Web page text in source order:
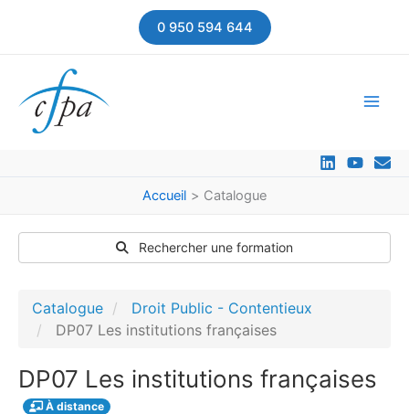
0 950 594 644
Accueil Catalogue
Rechercher une formation
Catalogue
Droit Public - Contentieux
DP07 Les institutions françaises
DP07 Les institutions françaises
À distance